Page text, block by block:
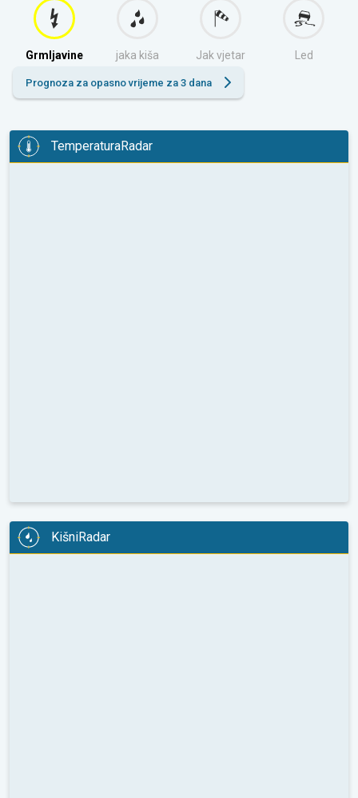
Grmljavine jaka kiša Jak vjetar Led
Prognoza za opasno vrijeme za 3 dana
TemperaturaRadar
KišniRadar